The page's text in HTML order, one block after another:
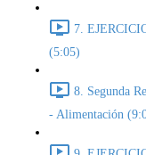
7.
(5:05)
8. Segunda
- Alimentación